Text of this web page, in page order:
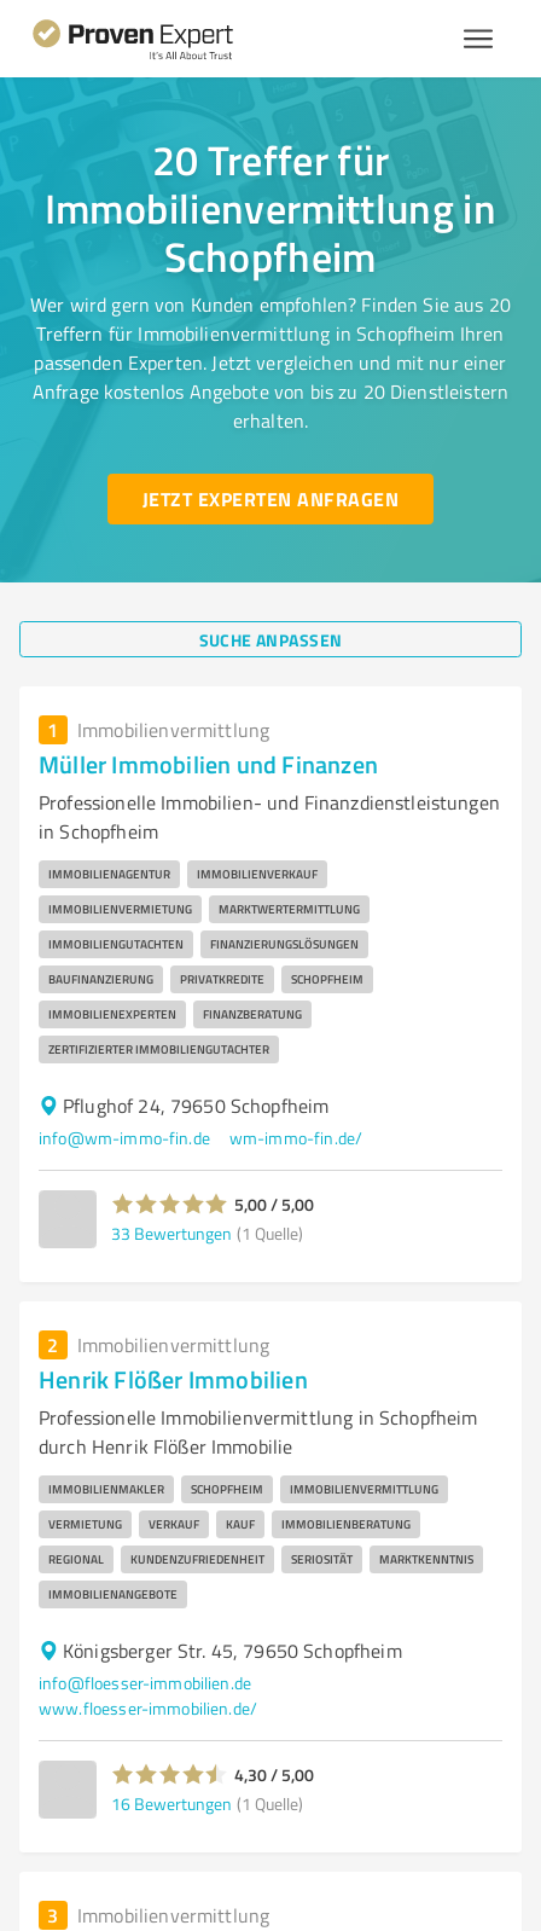
20 Treffer für
Immobilienvermittlung in
Schopfheim
Wer wird gern von Kunden empfohlen? Finden Sie aus 20
Treffern für Immobilienvermittlung in Schopfheim Ihren
passenden Experten. Jetzt vergleichen und mit nur einer
Anfrage kostenlos Angebote von bis zu 20 Dienstleistern
erhalten.
JETZT EXPERTEN ANFRAGEN
SUCHE ANPASSEN
1 Immobilienvermittlung
Müller Immobilien und Finanzen
Professionelle Immobilien- und Finanzdienstleistungen
in Schopfheim
IMMOBILIENAGENTUR IMMOBILIENVERKAUF
IMMOBILIENVERMIETUNG MARKTWERTERMITTLUNG
IMMOBILIENGUTACHTEN FINANZIERUNGSLÖSUNGEN
BAUFINANZIERUNG PRIVATKREDITE SCHOPFHEIM
IMMOBILIENEXPERTEN FINANZBERATUNG
ZERTIFIZIERTER IMMOBILIENGUTACHTER
Pflughof 24, 79650 Schopfheim
info@wm-immo-fin.de wm-immo-fin.de/
5,00 / 5,00
33 Bewertungen (1 Quelle)
2 Immobilienvermittlung
Henrik Flößer Immobilien
Professionelle Immobilienvermittlung in Schopfheim
durch Henrik Flößer Immobilie
IMMOBILIENMAKLER SCHOPFHEIM IMMOBILIENVERMITTLUNG
VERMIETUNG VERKAUF KAUF IMMOBILIENBERATUNG
REGIONAL KUNDENZUFRIEDENHEIT SERIOSITÄT MARKTKENNTNIS
IMMOBILIENANGEBOTE
Königsberger Str. 45, 79650 Schopfheim
info@floesser-immobilien.de
www.floesser-immobilien.de/
4,30 / 5,00
16 Bewertungen (1 Quelle)
3 Immobilienvermittlung